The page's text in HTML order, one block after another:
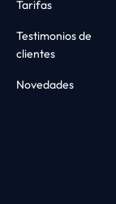
Tarifas
Testimonios de
clientes
Novedades